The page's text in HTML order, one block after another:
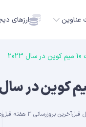
عناوین ارزهای
آخرین بروزرسانی 3 هفته قبل